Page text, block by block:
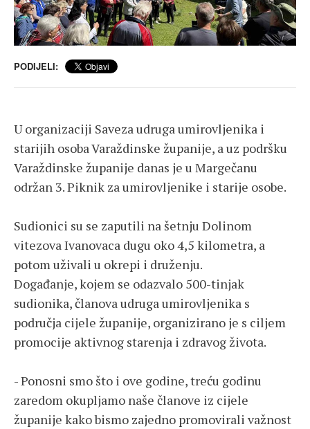
PODIJELI:
U organizaciji Saveza udruga umirovljenika i
starijih osoba Varaždinske županije, a uz podršku
Varaždinske županije danas je u Margečanu
održan 3. Piknik za umirovljenike i starije osobe.
Sudionici su se zaputili na šetnju Dolinom
vitezova Ivanovaca dugu oko 4,5 kilometra, a
potom uživali u okrepi i druženju.
Događanje, kojem se odazvalo 500-tinjak
sudionika, članova udruga umirovljenika s
područja cijele županije, organizirano je s ciljem
promocije aktivnog starenja i zdravog života.
- Ponosni smo što i ove godine, treću godinu
zaredom okupljamo naše članove iz cijele
županije kako bismo zajedno promovirali važnost